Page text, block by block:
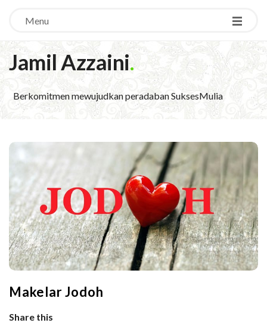
Menu
Jamil Azzaini.
Berkomitmen mewujudkan peradaban SuksesMulia
Makelar Jodoh
Share this